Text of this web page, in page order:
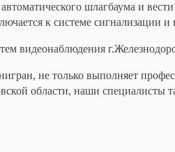
шлагбаума и
к системе сигнализации
видеонаблюдения
не только выполняет
области, наши специалисты